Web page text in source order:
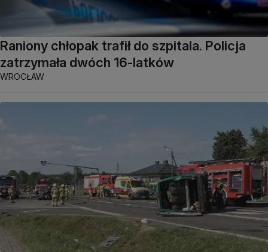
Raniony chłopak trafił do szpitala. Policja
zatrzymała dwóch 16-latków
WROCŁAW